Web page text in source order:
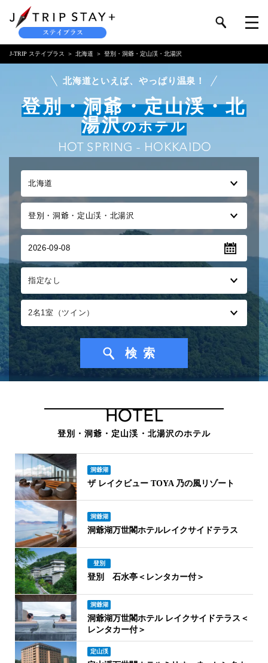
J-TRIP ステイプラス 北海道 登別・洞爺・定山渓・北湯沢
北海道といえば、やっぱり温泉！
登別・洞爺・定山渓・北
湯沢のホテル
HOT SPRING - HOKKAIDO
2026-09-08
HOTEL
登別・洞爺・定山渓・北湯沢のホテル
洞爺湖
ザ レイクビュー TOYA 乃の風リゾート
洞爺湖
洞爺湖万世閣ホテルレイクサイドテラス
登別
登別 石水亭＜レンタカー付＞
洞爺湖
洞爺湖万世閣ホテル レイクサイドテラス＜
レンタカー付＞
定山渓